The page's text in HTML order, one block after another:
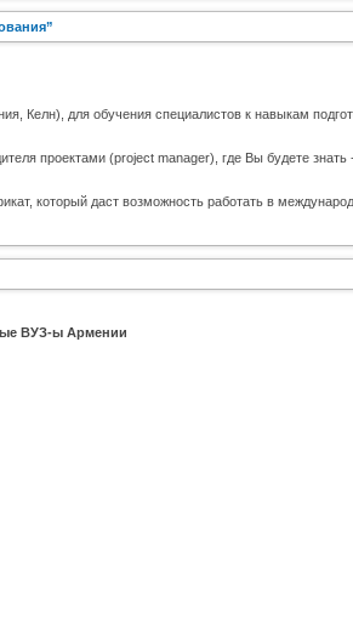
для обучения специалистов к навыкам
проектами (project manager), где Вы будете знать
который даст возможность работать в
ВУЗ-ы Армении